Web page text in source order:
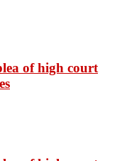
of high court